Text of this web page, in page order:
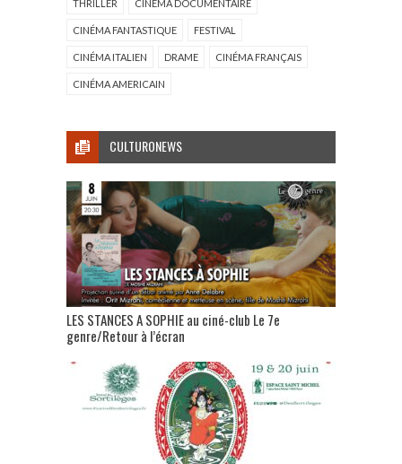
THRILLER CINÉMA DOCUMENTAIRE
CINÉMA FANTASTIQUE FESTIVAL
CINÉMA ITALIEN DRAME CINÉMA FRANÇAIS
CINÉMA AMERICAIN
CULTURONEWS
LES STANCES A SOPHIE au ciné-club Le 7e
genre/Retour à l’écran